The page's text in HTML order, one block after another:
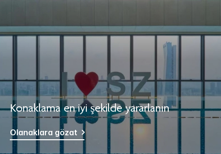
Konaklama en iyi şekilde yararlanın
Olanaklara gözat